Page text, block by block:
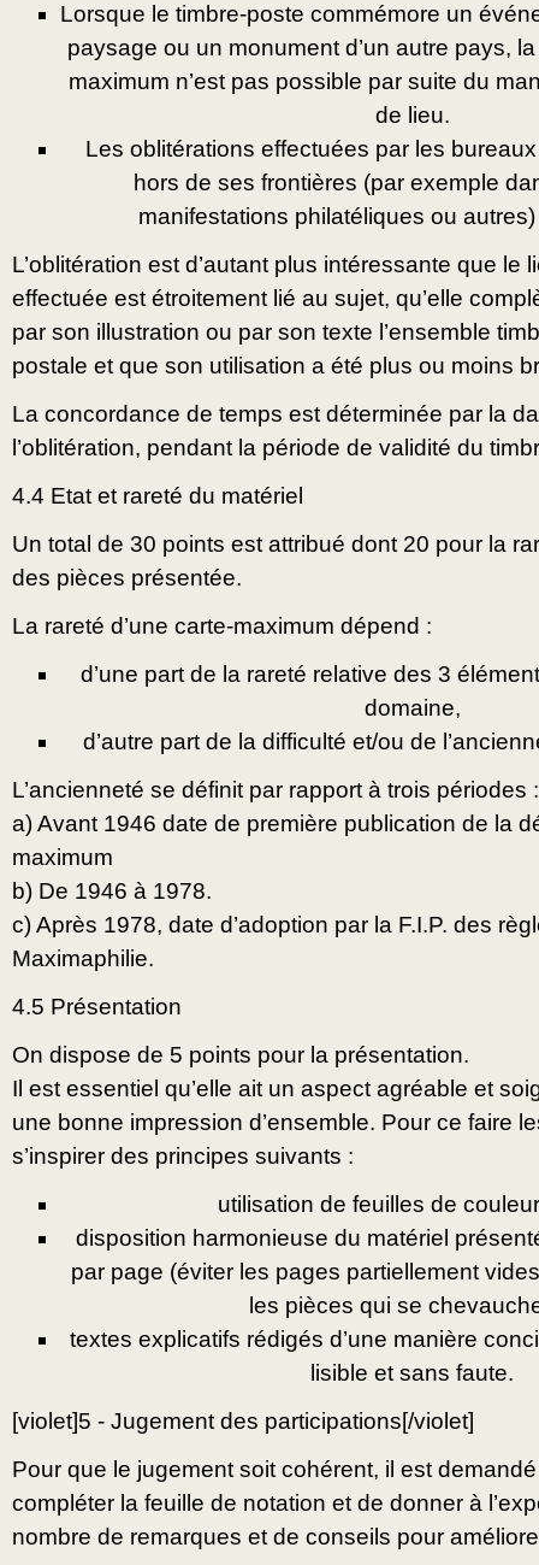
Lorsque le timbre-poste commémore un
paysage ou un monument d’un autre pays,
maximum n’est pas possible par suite du
de lieu.
Les oblitérations effectuées par les
hors de ses frontières (par exemple
manifestations philatéliques ou
L’oblitération est d’autant plus intéressante que le
effectuée est étroitement lié au sujet, qu’elle
par son illustration ou par son texte l’ensemble
postale et que son utilisation a été plus ou moins
La concordance de temps est déterminée par la
l’oblitération, pendant la période de validité du
4.4 Etat et rareté du matériel
Un total de 30 points est attribué dont 20 pour la
des pièces présentée.
La rareté d’une carte-maximum dépend :
d’une part de la rareté relative des 3
domaine,
d’autre part de la difficulté et/ou de
L’ancienneté se définit par rapport à trois périodes :
a) Avant 1946 date de première publication de la
maximum
b) De 1946 à 1978.
c) Après 1978, date d’adoption par la F.I.P. des
Maximaphilie.
4.5 Présentation
On dispose de 5 points pour la présentation.
Il est essentiel qu’elle ait un aspect agréable et
une bonne impression d’ensemble. Pour ce faire
s’inspirer des principes suivants :
utilisation de feuilles de
disposition harmonieuse du matériel
par page (éviter les pages partiellement
les pièces qui se
textes explicatifs rédigés d’une manière
lisible et sans faute.
[violet]5 - Jugement des participations[/violet]
Pour que le jugement soit cohérent, il est
compléter la feuille de notation et de donner à
nombre de remarques et de conseils pour